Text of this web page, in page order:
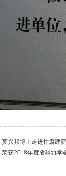
莫兴邦博士走进甘肃建
荣获2018年度省科协学